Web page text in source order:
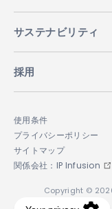
サステナビリティ
採用
使用条件
プライバシーポリシー
サイトマップ
関係会社：IP Infusion
Copyright ©